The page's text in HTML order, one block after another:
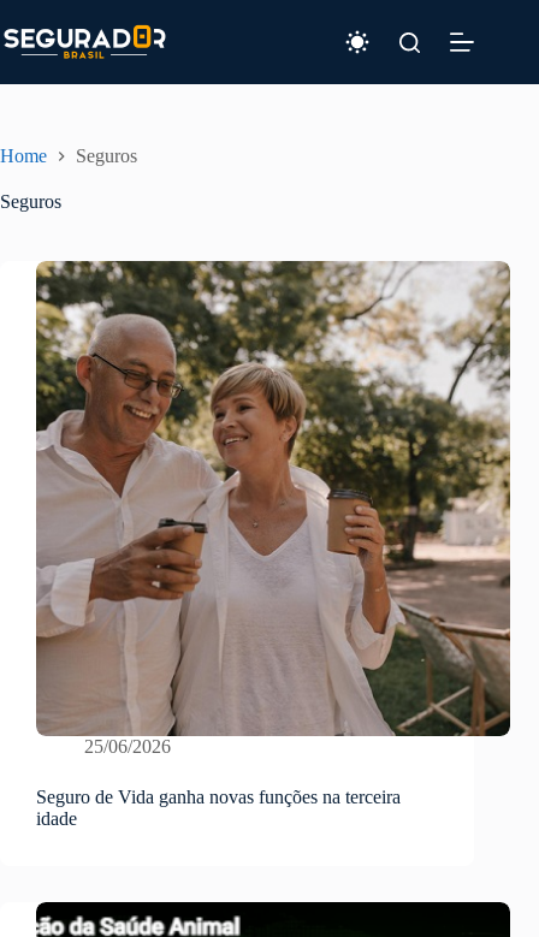
para
o
Home Seguros
Seguros
25/06/2026
Seguro de Vida ganha novas funções na terceira
idade